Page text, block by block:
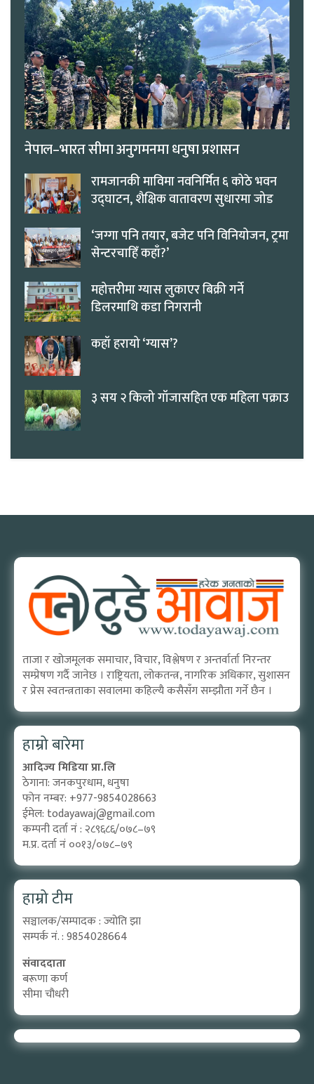
नेपाल–भारत सीमा अनुगमनमा धनुषा प्रशासन
रामजानकी माविमा नवनिर्मित ६ कोठे भवन
उद्घाटन, शैक्षिक वातावरण सुधारमा जोड
‘जग्गा पनि तयार, बजेट पनि विनियोजन, ट्रमा
सेन्टरचाहिँ कहाँ?’
महोत्तरीमा ग्यास लुकाएर बिक्री गर्ने
डिलरमाथि कडा निगरानी
कहाँ हरायो ‘ग्यास’?
३ सय २ किलो गाँजासहित एक महिला पक्राउ
ताजा र खोजमूलक समाचार, विचार, विश्लेषण र अन्तर्वार्ता निरन्तर
सम्प्रेषण गर्दै जानेछ । राष्ट्रियता, लोकतन्त्र, नागरिक अधिकार, सुशासन
र प्रेस स्वतन्त्रताका सवालमा कहिल्यै कसैसँग सम्झौता गर्ने छैन ।
हाम्रो बारेमा
आदिज्य मिडिया प्रा.लि
ठेगाना: जनकपुरधाम, धनुषा
फोन नम्बर: +977-9854028663
ईमेल: todayawaj@gmail.com
कम्पनी दर्ता नं : २८९६८६/०७८–७९
म.प्र. दर्ता नं ००१३/०७८–७९
हाम्रो टीम
सञ्चालक/सम्पादक : ज्योति झा
सम्पर्क नं. : 9854028664
संवाददाता
बरूणा कर्ण
सीमा चौधरी